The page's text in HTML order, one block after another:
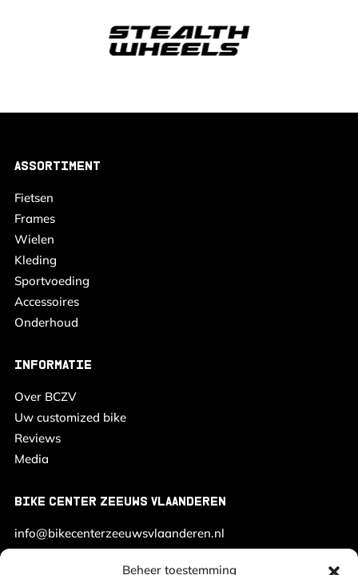
Beheer toestemming
ASSORTIMENT
Fietsen
Frames
Wielen
Kleding
Sportvoeding
Accessoires
Onderhoud
INFORMATIE
Over BCZV
Uw customized bike
Reviews
Media
BIKE CENTER ZEEUWS VLAANDEREN
info@bikecenterzeeuwsvlaanderen.nl
+31 (0) 6 23 15 45 26